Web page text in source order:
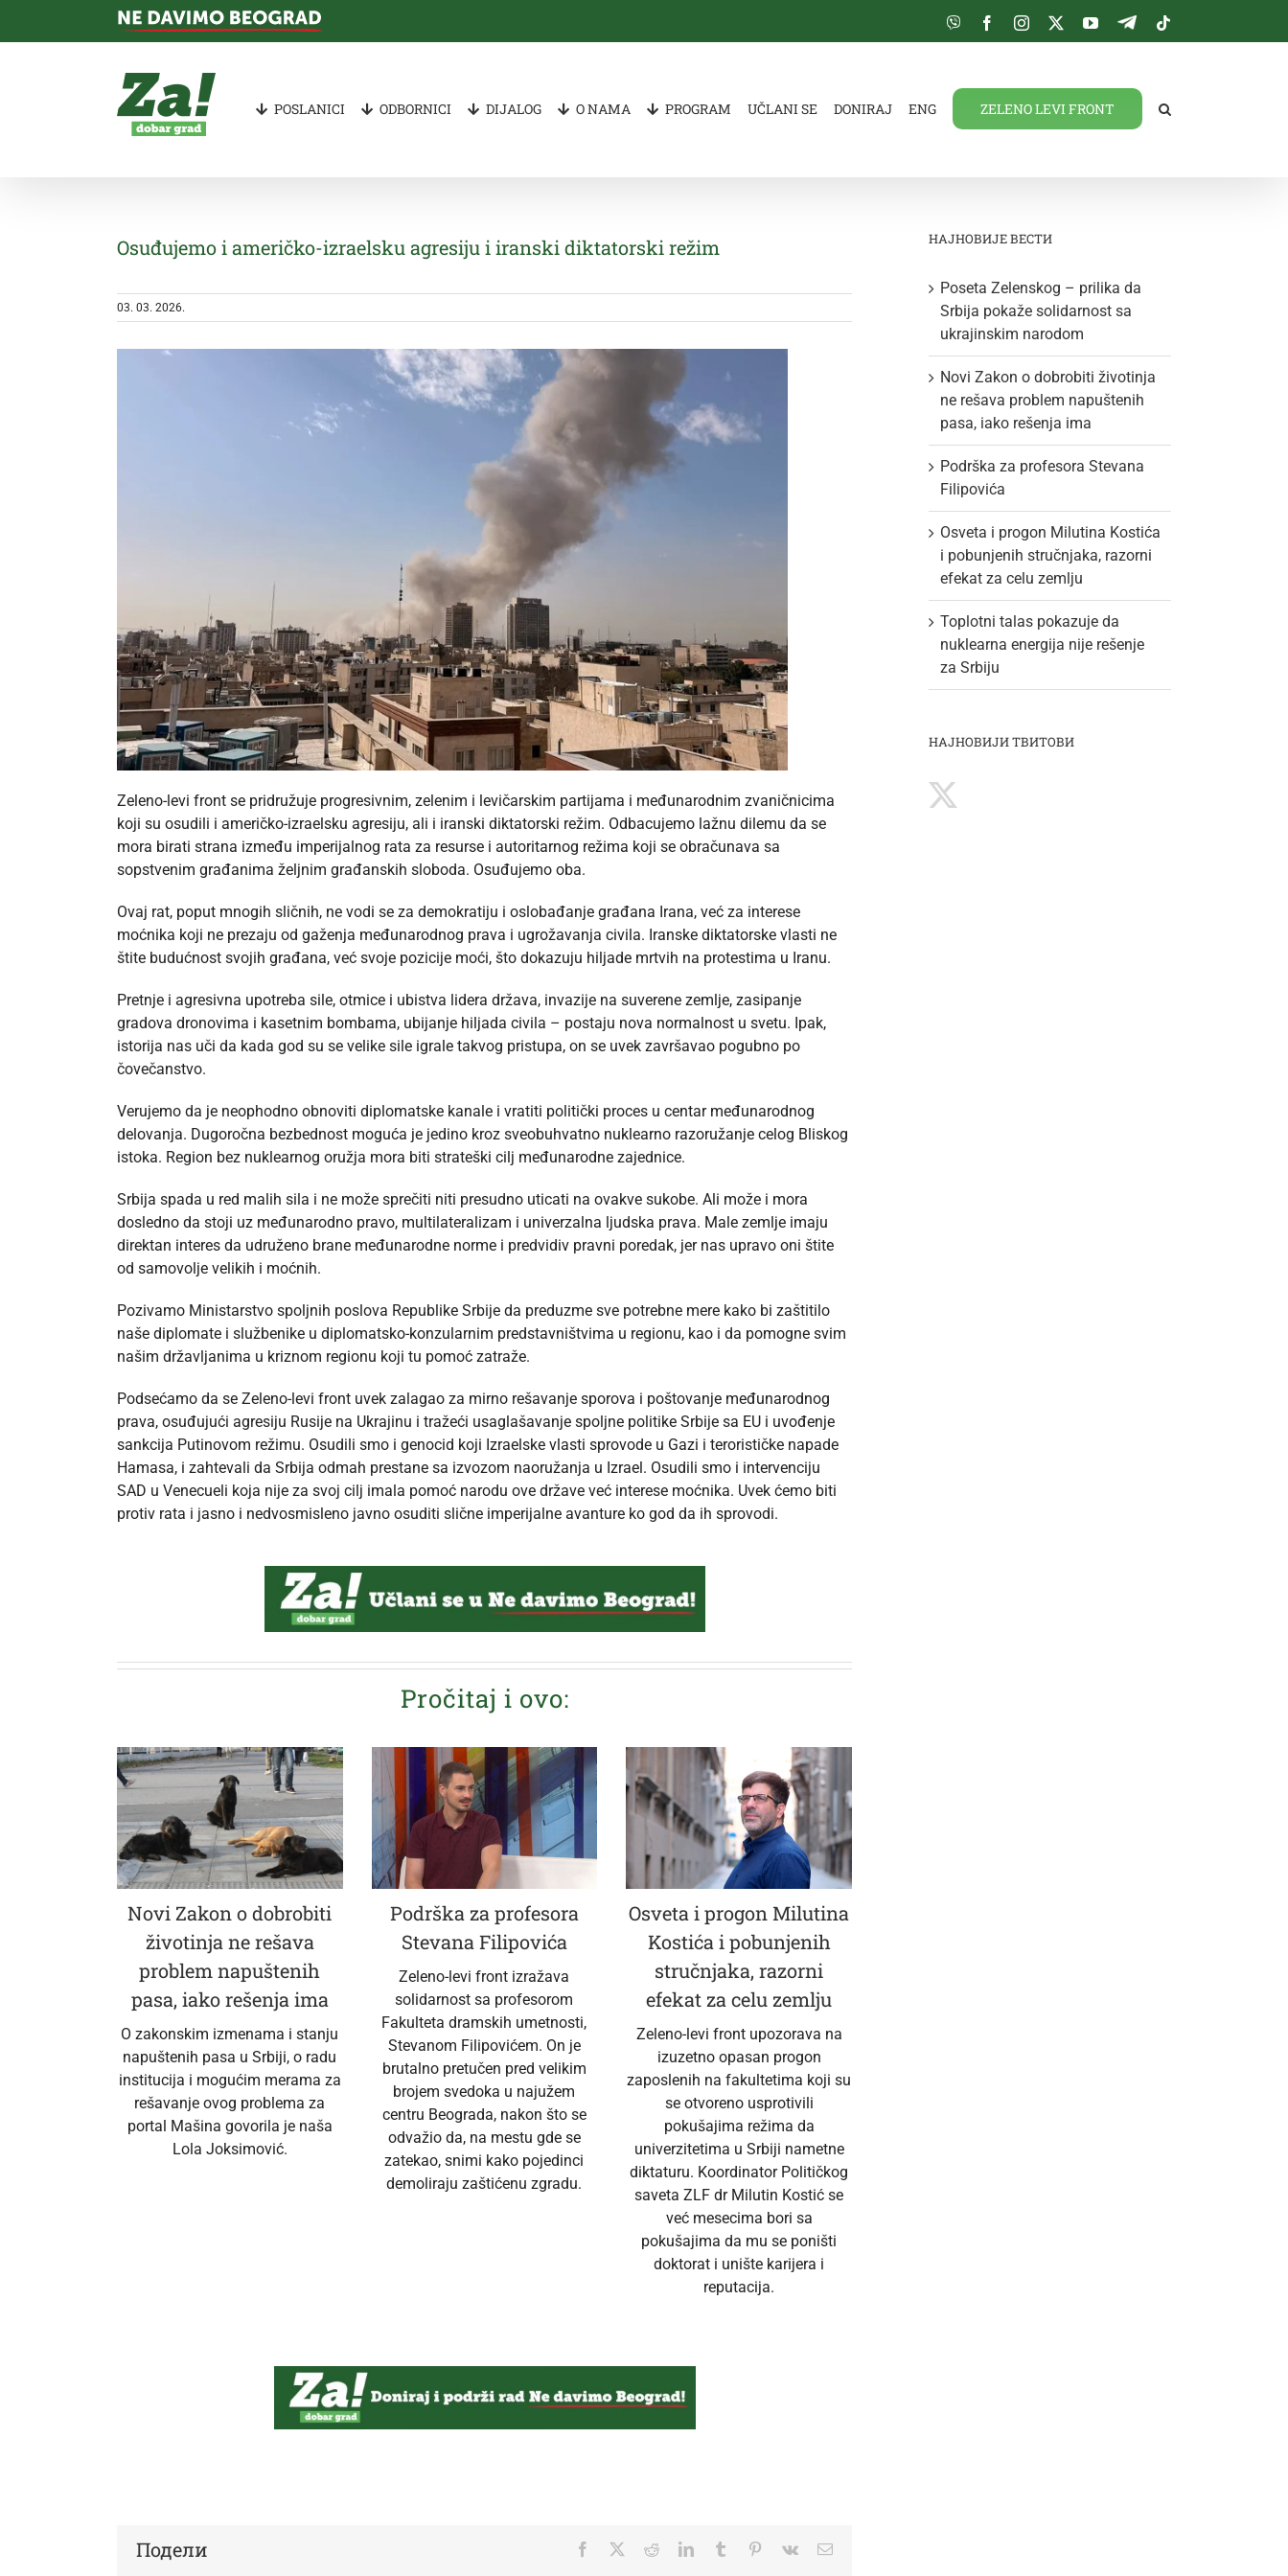
Viber FacebookInstagram
TwitterYouTube
Telegram
POSLANICI ODBORNICI DIJALOG O NAMA PROGRAM UČLANI SE DONIRAJ ENG ZELENO LEVI FRONT
Osuđujemo i američko-izraelsku agresiju i iranski diktatorski režim
03. 03. 2026.
Zeleno-levi front se pridružuje progresivnim, zelenim i levičarskim partijama i međunarodnim zvaničnicima
koji su osudili i američko-izraelsku agresiju, ali i iranski diktatorski režim. Odbacujemo lažnu dilemu da se
mora birati strana između imperijalnog rata za resurse i autoritarnog režima koji se obračunava sa
sopstvenim građanima željnim građanskih sloboda. Osuđujemo oba.
Ovaj rat, poput mnogih sličnih, ne vodi se za demokratiju i oslobađanje građana Irana, već za interese
moćnika koji ne prezaju od gaženja međunarodnog prava i ugrožavanja civila. Iranske diktatorske vlasti ne
štite budućnost svojih građana, već svoje pozicije moći, što dokazuju hiljade mrtvih na protestima u Iranu.
Pretnje i agresivna upotreba sile, otmice i ubistva lidera država, invazije na suverene zemlje, zasipanje
gradova dronovima i kasetnim bombama, ubijanje hiljada civila – postaju nova normalnost u svetu. Ipak,
istorija nas uči da kada god su se velike sile igrale takvog pristupa, on se uvek završavao pogubno po
čovečanstvo.
Verujemo da je neophodno obnoviti diplomatske kanale i vratiti politički proces u centar međunarodnog
delovanja. Dugoročna bezbednost moguća je jedino kroz sveobuhvatno nuklearno razoružanje celog Bliskog
istoka. Region bez nuklearnog oružja mora biti strateški cilj međunarodne zajednice.
Srbija spada u red malih sila i ne može sprečiti niti presudno uticati na ovakve sukobe. Ali može i mora
dosledno da stoji uz međunarodno pravo, multilateralizam i univerzalna ljudska prava. Male zemlje imaju
direktan interes da udruženo brane međunarodne norme i predvidiv pravni poredak, jer nas upravo oni štite
od samovolje velikih i moćnih.
Pozivamo Ministarstvo spoljnih poslova Republike Srbije da preduzme sve potrebne mere kako bi zaštitilo
naše diplomate i službenike u diplomatsko-konzularnim predstavništvima u regionu, kao i da pomogne svim
našim državljanima u kriznom regionu koji tu pomoć zatraže.
Podsećamo da se Zeleno-levi front uvek zalagao za mirno rešavanje sporova i poštovanje međunarodnog
prava, osuđujući agresiju Rusije na Ukrajinu i tražeći usaglašavanje spoljne politike Srbije sa EU i uvođenje
sankcija Putinovom režimu. Osudili smo i genocid koji Izraelske vlasti sprovode u Gazi i terorističke napade
Hamasa, i zahtevali da Srbija odmah prestane sa izvozom naoružanja u Izrael. Osudili smo i intervenciju
SAD u Venecueli koja nije za svoj cilj imala pomoć narodu ove države već interese moćnika. Uvek ćemo biti
protiv rata i jasno i nedvosmisleno javno osuditi slične imperijalne avanture ko god da ih sprovodi.
Pročitaj i ovo:
Novi Zakon o dobrobiti
životinja ne rešava
problem napuštenih
pasa, iako rešenja ima
O zakonskim izmenama i stanju
napuštenih pasa u Srbiji, o radu
institucija i mogućim merama za
rešavanje ovog problema za
portal Mašina govorila je naša
Lola Joksimović.
Podrška za profesora
Stevana Filipovića
Zeleno-levi front izražava
solidarnost sa profesorom
Fakulteta dramskih umetnosti,
Stevanom Filipovićem. On je
brutalno pretučen pred velikim
brojem svedoka u najužem
centru Beograda, nakon što se
odvažio da, na mestu gde se
zatekao, snimi kako pojedinci
demoliraju zaštićenu zgradu.
Osveta i progon Milutina
Kostića i pobunjenih
stručnjaka, razorni
efekat za celu zemlju
Zeleno-levi front upozorava na
izuzetno opasan progon
zaposlenih na fakultetima koji su
se otvoreno usprotivili
pokušajima režima da
univerzitetima u Srbiji nametne
diktaturu. Koordinator Političkog
saveta ZLF dr Milutin Kostić se
već mesecima bori sa
pokušajima da mu se poništi
doktorat i unište karijera i
reputacija.
Подели Facebook
TwitterRedditLinkedInTumblr Pinterest
Vk Email
НАЈНОВИЈЕ ВЕСТИ
Poseta Zelenskog – prilika da
Srbija pokaže solidarnost sa
ukrajinskim narodom
Novi Zakon o dobrobiti životinja
ne rešava problem napuštenih
pasa, iako rešenja ima
Podrška za profesora Stevana
Filipovića
Osveta i progon Milutina Kostića
i pobunjenih stručnjaka, razorni
efekat za celu zemlju
Toplotni talas pokazuje da
nuklearna energija nije rešenje
za Srbiju
НАЈНОВИЈИ ТВИТОВИ